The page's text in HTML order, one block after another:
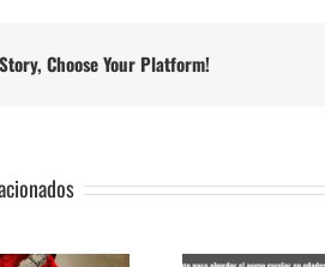
Choose Your Platform!